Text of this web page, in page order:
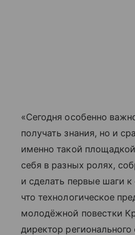
«Сегодня особенно
получать знания, но и
именно такой
себя в разных ролях,
и сделать первые шаги
что технологическое
молодёжной повестки
директор